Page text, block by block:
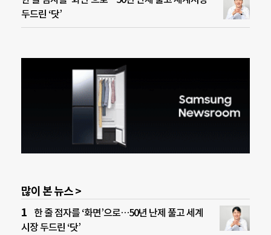
두드린 ‘닷’
많이 본 뉴스 >
한 줄 점자를 ‘화면’으로…50년 난제 풀고 세계
시장 두드린 ‘닷’